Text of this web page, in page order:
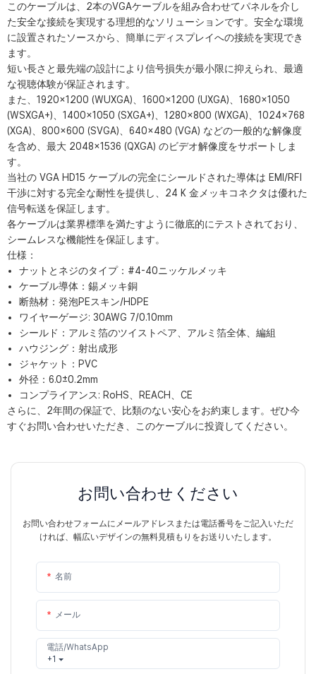
このケーブルは、2本のVGAケーブルを組み合わせてパネルを介し
た安全な接続を実現する理想的なソリューションです。安全な環境
に設置されたソースから、簡単にディスプレイへの接続を実現でき
ます。
短い長さと最先端の設計により信号損失が最小限に抑えられ、最適
な視聴体験が保証されます。
また、1920×1200 (WUXGA)、1600×1200 (UXGA)、1680×1050
(WSXGA+)、1400×1050 (SXGA+)、1280×800 (WXGA)、1024×768
(XGA)、800×600 (SVGA)、640×480 (VGA) などの一般的な解像度
を含め、最大 2048×1536 (QXGA) のビデオ解像度をサポートしま
す。
当社の VGA HD15 ケーブルの完全にシールドされた導体は EMI/RFI
干渉に対する完全な耐性を提供し、24 K 金メッキコネクタは優れた
信号転送を保証します。
各ケーブルは業界標準を満たすように徹底的にテストされており、
シームレスな機能性を保証します。
仕様：
ナットとネジのタイプ：#4-40ニッケルメッキ
ケーブル導体：錫メッキ銅
断熱材：発泡PEスキン/HDPE
ワイヤーゲージ: 30AWG 7/0.10mm
シールド：アルミ箔のツイストペア、アルミ箔全体、編組
ハウジング：射出成形
ジャケット：PVC
外径：6.0±0.2mm
コンプライアンス: RoHS、REACH、CE
さらに、2年間の保証で、比類のない安心をお約束します。ぜひ今
すぐお問い合わせいただき、このケーブルに投資してください。
お問い合わせください
お問い合わせフォームにメールアドレスまたは電話番号をご記入いただ
ければ、幅広いデザインの無料見積もりをお送りいたします。
名前
メール
+1
電話/WhatsApp